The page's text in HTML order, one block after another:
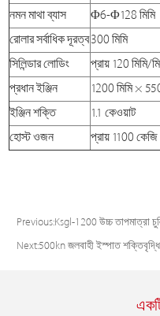
নমন মাথা ব্যাস
Φ6-Φ128 মিমি
রোলার সর্বাধিক দূরত্ব300 মিমি
সিলিন্ডার লোডিং
প্রায় 120 মিমি/
প্রধান ইঞ্জিন
1200 মিমি ×
ইঞ্জিন শক্তি
1.1 কেওয়াট
হোস্ট ওজন
প্রায় 1100 কেজি
Previous:Ksgl-1200 উচ্চ তাপমাত্রা
Next:500kn জলবাহী ইস্পাত